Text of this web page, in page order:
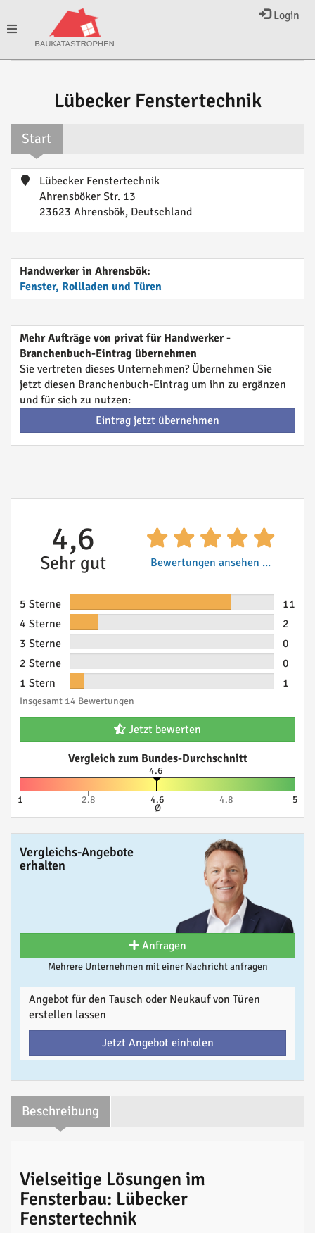
Login
Toggle
Lübecker Fenstertechnik
Start
Lübecker Fenstertechnik
Ahrensböker Str. 13
23623 Ahrensbök, Deutschland
Handwerker in Ahrensbök:
Fenster, Rollladen und Türen
Mehr Aufträge von privat für Handwerker -
Branchenbuch-Eintrag übernehmen
Sie vertreten dieses Unternehmen? Übernehmen Sie
jetzt diesen Branchenbuch-Eintrag um ihn zu ergänzen
und für sich zu nutzen:
Eintrag jetzt übernehmen
4,6
Sehr gut Bewertungen ansehen ...
5 Sterne
11
4 Sterne
2
3 Sterne
0
2 Sterne
0
1 Stern
1
Insgesamt 14 Bewertungen
Jetzt bewerten
Vergleich zum Bundes-Durchschnitt
4.6
1 2.8 4.6
Ø
4.8 5
Vergleichs-Angebote
erhalten
Anfragen
Mehrere Unternehmen mit einer Nachricht anfragen
Angebot für den Tausch oder Neukauf von Türen
erstellen lassen
Jetzt Angebot einholen
Beschreibung
Vielseitige Lösungen im
Fensterbau: Lübecker
Fenstertechnik